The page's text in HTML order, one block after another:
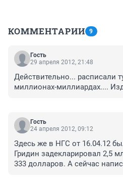
КОММЕНТАРИИ 9
Гость
29 апреля 2012, 21:48
Действительно... расписали
миллионах-миллиардах....
Гость
24 апреля 2012, 09:12
Здесь же в НГС от 16.04.12
Гридин задекларировал 2,5
333 долларов. А сейчас
то цифры между собой не